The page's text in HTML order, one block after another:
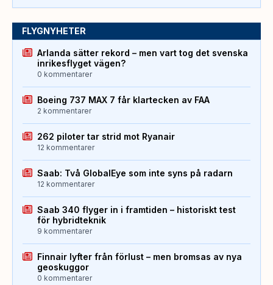
FLYGNYHETER
Arlanda sätter rekord – men vart tog det svenska
inrikesflyget vägen?
0 kommentarer
Boeing 737 MAX 7 får klartecken av FAA
2 kommentarer
262 piloter tar strid mot Ryanair
12 kommentarer
Saab: Två GlobalEye som inte syns på radarn
12 kommentarer
Saab 340 flyger in i framtiden – historiskt test
för hybridteknik
9 kommentarer
Finnair lyfter från förlust – men bromsas av nya
geoskuggor
0 kommentarer